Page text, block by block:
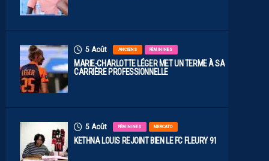
5 Août ANCIENS FÉMININES
MARIE-CHARLOTTE LÉGER MET UN TERME À SA
CARRIÈRE PROFESSIONNELLE
5 Août FÉMININES MERCATO
KETHNA LOUIS REJOINT BIEN LE FC FLEURY 91